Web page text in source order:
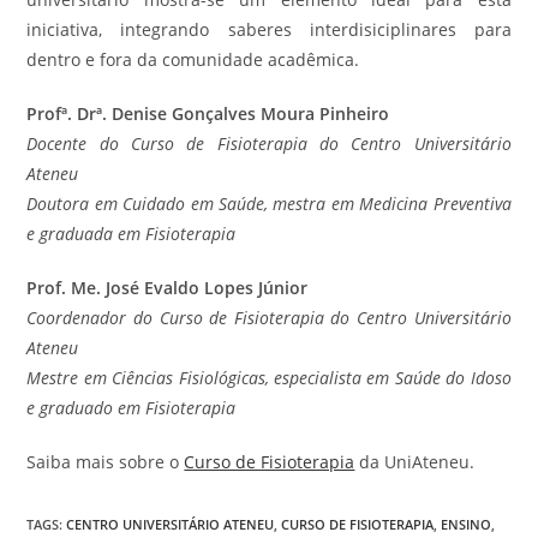
iniciativa, integrando saberes interdisiciplinares para
dentro e fora da comunidade acadêmica.
Profª. Drª. Denise Gonçalves Moura Pinheiro
Docente do Curso de Fisioterapia do Centro Universitário
Ateneu
Doutora em Cuidado em Saúde, mestra em Medicina Preventiva
e graduada em Fisioterapia
Prof. Me. José Evaldo Lopes Júnior
Coordenador do Curso de Fisioterapia do Centro Universitário
Ateneu
Mestre em Ciências Fisiológicas, especialista em Saúde do Idoso
e graduado em Fisioterapia
Saiba mais sobre o Curso de Fisioterapia da UniAteneu.
TAGS:CENTRO UNIVERSITÁRIO ATENEU, CURSO DE FISIOTERAPIA, ENSINO,